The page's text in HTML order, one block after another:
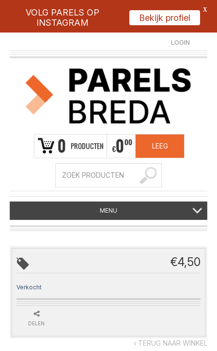
LOGIN
REGISTREER
0 PRODUCTEN €000 LEEG
MENU
‹ TERUG NAAR WINKEL
€4,50
Verkocht
DELEN
VOLG PARELS OP
INSTAGRAM
Bekijk profiel
X